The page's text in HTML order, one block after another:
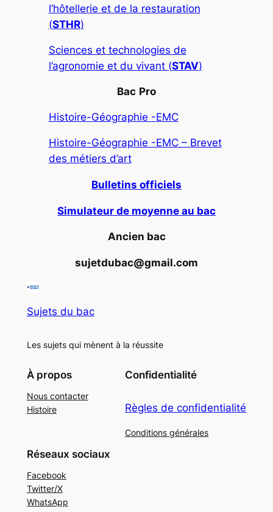
l’hôtellerie et de la restauration
(STHR)
Sciences et technologies de
l’agronomie et du vivant (STAV)
Bac Pro
Histoire-Géographie -EMC
Histoire-Géographie -EMC – Brevet
des métiers d’art
Bulletins officiels
Simulateur de moyenne au bac
Ancien bac
sujetdubac@gmail.com
Sujets du bac
Les sujets qui mènent à la réussite
À propos
Nous contacter
Histoire
Confidentialité
Règles de confidentialité
Conditions générales
Réseaux sociaux
Facebook
Twitter/X
WhatsApp